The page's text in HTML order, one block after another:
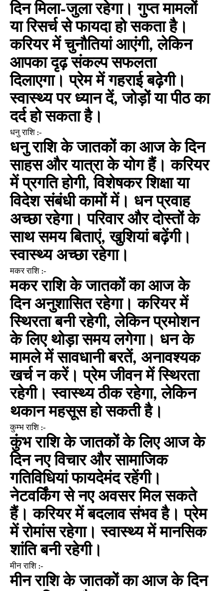
दिन मिला-जुला रहेगा। गुप्त मामलों
या रिसर्च से फायदा हो सकता है।
करियर में चुनौतियां आएंगी, लेकिन
आपका दृढ़ संकल्प सफलता
दिलाएगा। प्रेम में गहराई बढ़ेगी।
स्वास्थ्य पर ध्यान दें, जोड़ों या पीठ का
दर्द हो सकता है।
धनु राशि :-
धनु राशि के जातकों का आज के दिन
साहस और यात्रा के योग हैं। करियर
में प्रगति होगी, विशेषकर शिक्षा या
विदेश संबंधी कामों में। धन प्रवाह
अच्छा रहेगा। परिवार और दोस्तों के
साथ समय बिताएं, खुशियां बढ़ेंगी।
स्वास्थ्य अच्छा रहेगा।
मकर राशि :-
मकर राशि के जातकों का आज के
दिन अनुशासित रहेगा। करियर में
स्थिरता बनी रहेगी, लेकिन प्रमोशन
के लिए थोड़ा समय लगेगा। धन के
मामले में सावधानी बरतें, अनावश्यक
खर्च न करें। प्रेम जीवन में स्थिरता
रहेगी। स्वास्थ्य ठीक रहेगा, लेकिन
थकान महसूस हो सकती है।
कुम्भ राशि :-
कुंभ राशि के जातकों के लिए आज के
दिन नए विचार और सामाजिक
गतिविधियां फायदेमंद रहेंगी।
नेटवर्किंग से नए अवसर मिल सकते
हैं। करियर में बदलाव संभव है। प्रेम
में रोमांस रहेगा। स्वास्थ्य में मानसिक
शांति बनी रहेगी।
मीन राशि :-
मीन राशि के जातकों का आज के दिन